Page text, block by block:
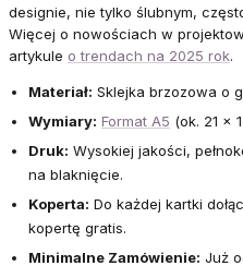
designie, nie tylko ślubnym,
Więcej o nowościach w
artykule o trendach na 2025 rok.
Materiał: Sklejka brzozowa o
Wymiary: Format A5 (ok. 21 x
Druk: Wysokiej jakości,
na blaknięcie.
Koperta: Do każdej kartki
kopertę gratis.
Minimalne Zamówienie: Już